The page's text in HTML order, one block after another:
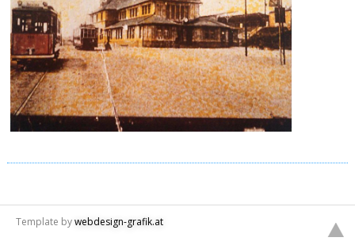
Template bywebdesign-grafik.at